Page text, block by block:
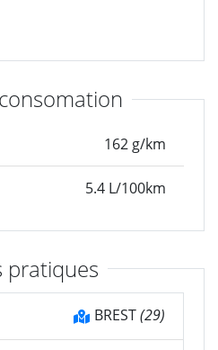
162 g/km
5.4 L/100km
pratiques
BREST(29)